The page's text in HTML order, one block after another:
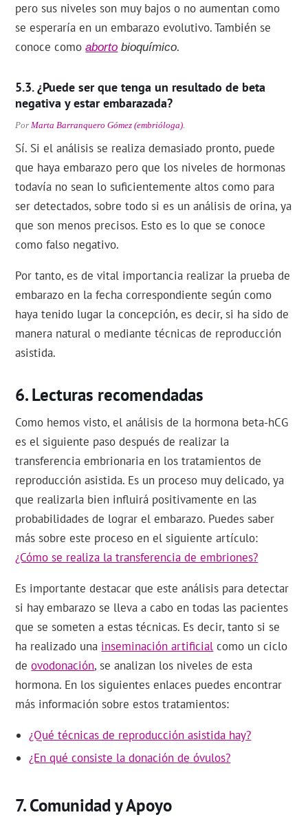
pero sus niveles son muy bajos o no aumentan como
se esperaría en un embarazo evolutivo. También se
conoce comoaborto bioquímico.
¿Puede ser que tenga un resultado de beta
negativa y estar embarazada?
PorMarta Barranquero Gómez (embrióloga).
Sí. Si el análisis se realiza demasiado pronto, puede
que haya embarazo pero que los niveles de hormonas
todavía no sean lo suficientemente altos como para
ser detectados, sobre todo si es un análisis de orina, ya
que son menos precisos. Esto es lo que se conoce
como falso negativo.
Por tanto, es de vital importancia realizar la prueba de
embarazo en la fecha correspondiente según como
haya tenido lugar la concepción, es decir, si ha sido de
manera natural o mediante técnicas de reproducción
asistida.
Lecturas recomendadas
Como hemos visto, el análisis de la hormona beta-hCG
es el siguiente paso después de realizar la
transferencia embrionaria en los tratamientos de
reproducción asistida. Es un proceso muy delicado, ya
que realizarla bien influirá positivamente en las
probabilidades de lograr el embarazo. Puedes saber
más sobre este proceso en el siguiente artículo:
¿Cómo se realiza la transferencia de embriones?
Es importante destacar que este análisis para detectar
si hay embarazo se lleva a cabo en todas las pacientes
que se someten a estas técnicas. Es decir, tanto si se
ha realizado una inseminación artificial como un ciclo
deovodonación, se analizan los niveles de esta
hormona. En los siguientes enlaces puedes encontrar
más información sobre estos tratamientos:
¿Qué técnicas de reproducción asistida hay?
¿En qué consiste la donación de óvulos?
Comunidad y Apoyo